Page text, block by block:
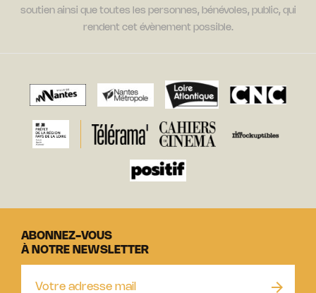
soutien ainsi que toutes les personnes, bénévoles, public, qui
rendent cet évènement possible.
ABONNEZ-VOUS
À NOTRE NEWSLETTER